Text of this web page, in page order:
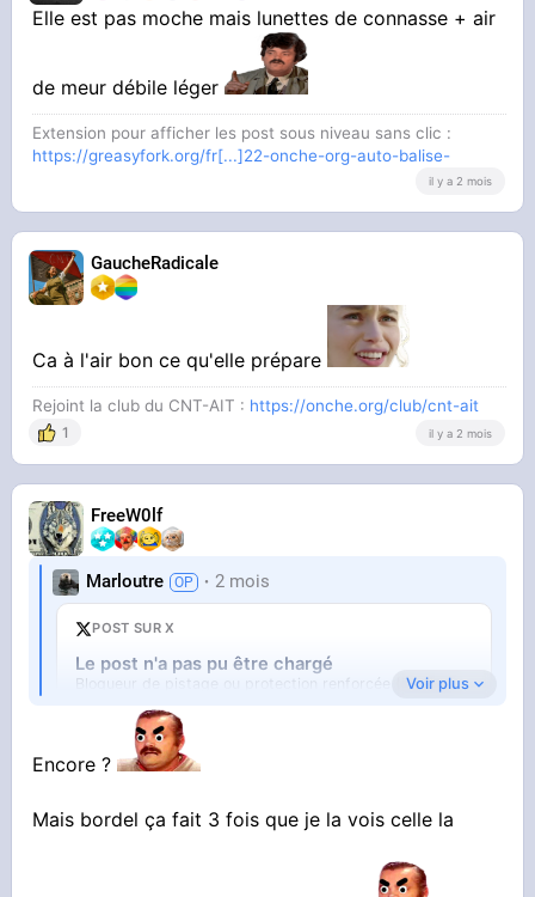
Elle est pas moche mais lunettes de connasse + air
de meur débile léger
Extension pour afficher les post sous niveau sans clic :
https://greasyfork.org/fr[...]22-onche-org-auto-balise-
il y a 2 mois
GaucheRadicale
Ca à l'air bon ce qu'elle prépare
Rejoint la club du CNT-AIT : https://onche.org/club/cnt-ait
1 il y a 2 mois
FreeW0lf
Marloutre 2 mois
POST SUR X
Le post n'a pas pu être chargé
Bloqueur de pistage ou protection renforcée (Firefox).
Ouvrir sur X↗
Voir plus
Encore ?
Mais bordel ça fait 3 fois que je la vois celle la